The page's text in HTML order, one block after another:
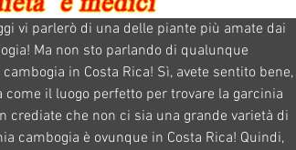
vi parlerò di una delle piante più amate dai
Ma non sto parlando di qualunque
in Costa Rica! Sì, avete sentito bene,
come il luogo perfetto per trovare la garcinia
crediate che non ci sia una grande varietà di
cambogia è ovunque in Costa Rica! Quindi,